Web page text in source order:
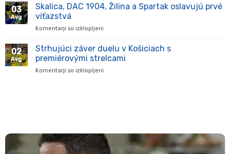
voslavuje,
je
tu!
03
Avg
Skalica, DAC 1904, Žilina a Spartak oslavujú prvé
víťazstvá
Komentarji so izklopljeni
DAC
1904,
Žilina
02
Avg
Strhujúci záver duelu v Košiciach s
premiérovými strelcami
Komentarji so izklopljeni
strelcami